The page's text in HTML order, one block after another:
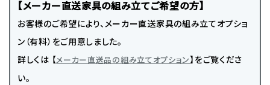
【メーカー直送家具の組み立てご希望の方】
お客様のご希望により、メーカー直送家具の組み立てオプショ
ン（有料）をご用意しました。
詳しくは 【メーカー直送品の組み立てオプション】をご覧くださ
い。